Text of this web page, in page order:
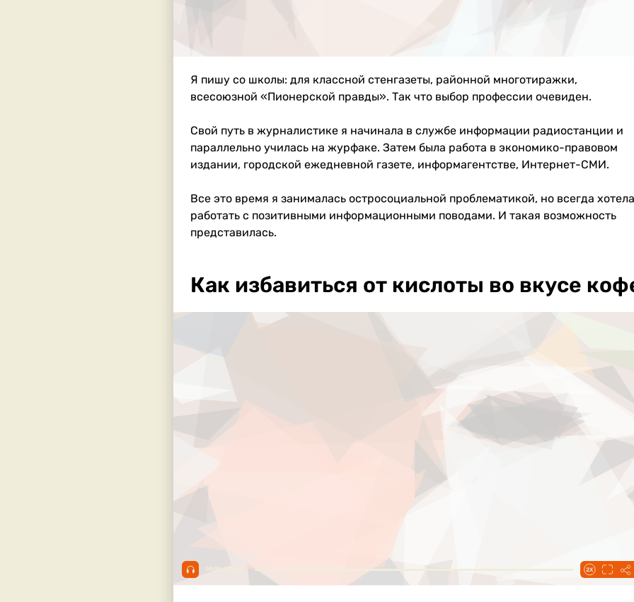
Я пишу со школы: для классной стенгазеты, районной многотиражки,
всесоюзной «Пионерской правды». Так что выбор профессии очевиден.
Свой путь в журналистике я начинала в службе информации радиостанции и
параллельно училась на журфаке. Затем была работа в экономико-правовом
издании, городской ежедневной газете, информагентстве, Интернет-СМИ.
Все это время я занималась остросоциальной проблематикой, но всегда хотела
работать с позитивными информационными поводами. И такая возможность
представилась.
Как избавиться от кислоты во вкусе